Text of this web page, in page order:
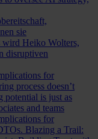
sie
wird Heiko Wolters,
disruptiven
for
process doesn’t
potential is just as
and teams
for
Blazing a Trail: